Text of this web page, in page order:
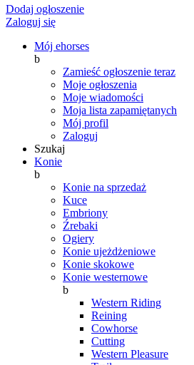
Dodaj ogłoszenie
Zaloguj się
Mój ehorses
b
Zamieść ogłoszenie teraz
Moje ogłoszenia
Moje wiadomości
Moja lista zapamiętanych
Mój profil
Zaloguj
Szukaj
Konie
b
Konie na sprzedaż
Kuce
Embriony
Źrebaki
Ogiery
Konie ujeżdżeniowe
Konie skokowe
Konie westernowe
b
Western Riding
Reining
Cowhorse
Cutting
Western Pleasure